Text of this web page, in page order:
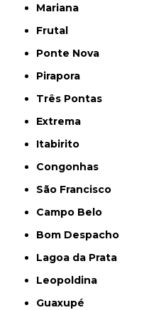
Mariana
Frutal
Ponte Nova
Pirapora
Três Pontas
Extrema
Itabirito
Congonhas
São Francisco
Campo Belo
Bom Despacho
Lagoa da Prata
Leopoldina
Guaxupé